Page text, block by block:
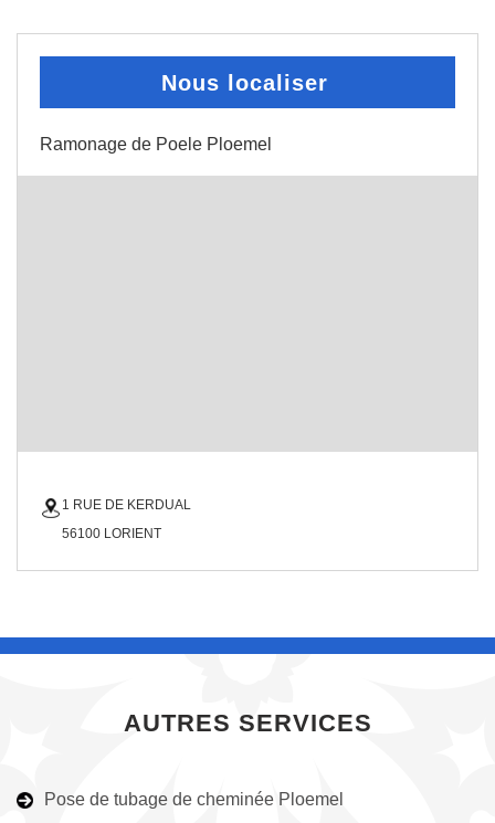
Nous localiser
Ramonage de Poele Ploemel
1 RUE DE KERDUAL
56100 LORIENT
AUTRES SERVICES
Pose de tubage de cheminée Ploemel